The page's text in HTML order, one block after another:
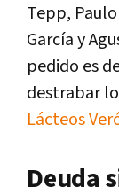
Tepp,
García y
pedido es
destrabar
Lácteos
Deuda